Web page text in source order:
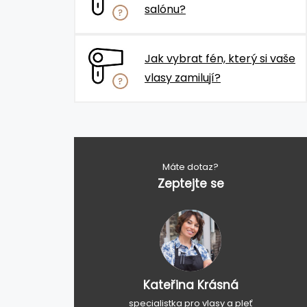
salónu?
Jak vybrat fén, který si vaše
vlasy zamilují?
Máte dotaz?
Zeptejte se
Kateřina Krásná
specialistka pro vlasy a pleť